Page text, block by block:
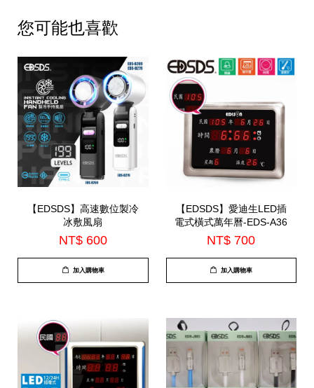
您可能也喜歡
【EDSDS】高速數位製冷
冰敷風扇
NT$ 600
加入購物車
【EDSDS】愛迪生LED插
電式橫式萬年曆-EDS-A36
NT$ 700
加入購物車